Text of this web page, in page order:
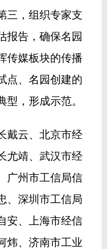
三，组织专家支
报告，确保名园
传媒板块的传播
点、名园创建的
，形成示范。
云、北京市经
尤靖、武汉市经
广州市工信局信
、深圳市工信局
安、上海市经信
炜、济南市工业